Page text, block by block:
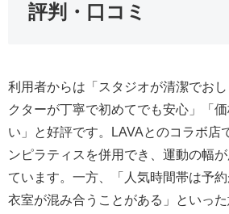
評判・口コミ
利用者からは「スタジオが清潔でお
クターが丁寧で初めてでも安心」「
い」と好評です。LAVAとのコラボ店
ンピラティスを併用でき、運動の幅
ています。一方、「人気時間帯は予
衣室が混み合うことがある」といった